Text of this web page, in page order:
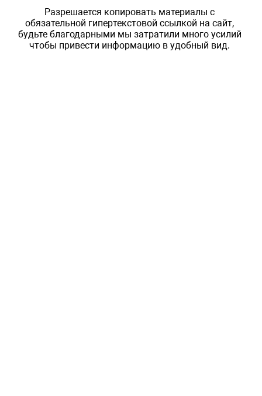
Разрешается копировать материалы с
обязательной гипертекстовой ссылкой на сайт,
будьте благодарными мы затратили много усилий
чтобы привести информацию в удобный вид.